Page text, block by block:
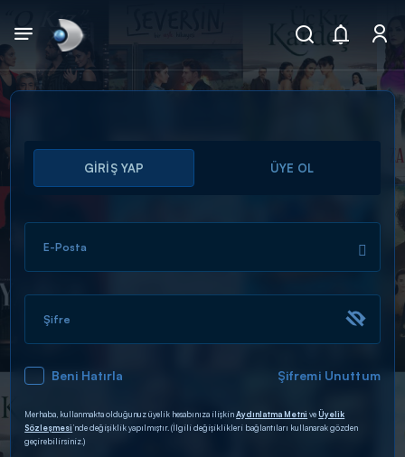
Arama
ARAMA SONUÇLARI
DİĞER SONUÇLAR
GİRİŞ YAP ÜYE OL
E-Posta
Şifre
Beni Hatırla Şifremi Unuttum
Merhaba, kullanmakta olduğunuz üyelik hesabınıza ilişkinAydınlatma Metni veÜyelik
Sözleşmesi’nde değişiklik yapılmıştır. (İlgili değişiklikleri bağlantıları kullanarak gözden
geçirebilirsiniz.)